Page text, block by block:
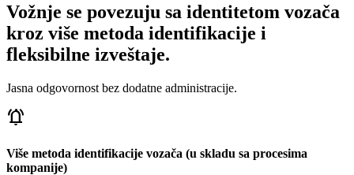
Vožnje se povezuju sa identitetom vozača
kroz više metoda identifikacije i
fleksibilne izveštaje.
Jasna odgovornost bez dodatne administracije.
notifications_active
Više metoda identifikacije vozača (u skladu sa procesima
kompanije)